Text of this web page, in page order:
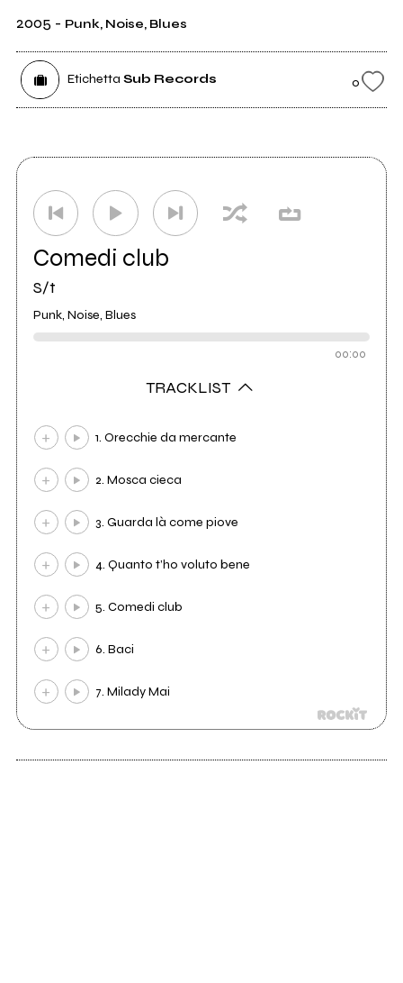
2005- Punk, Noise, Blues
Etichetta Sub Records 0
Comedi club
S/t
Punk, Noise, Blues
00:00
TRACKLIST
1. Orecchie da mercante
2. Mosca cieca
3. Guarda là come piove
4. Quanto t’ho voluto bene
5. Comedi club
6. Baci
7. Milady Mai